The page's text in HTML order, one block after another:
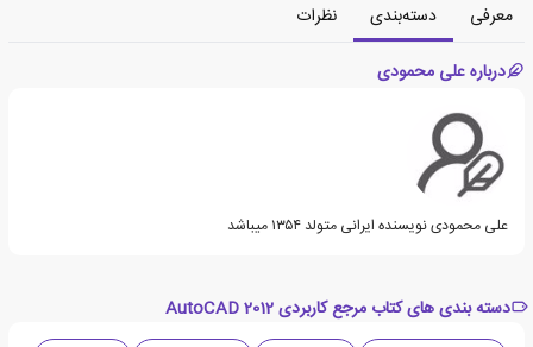
معرفی دسته‌بندی
نظرات
درباره علی محمودی
علی محمودی نویسنده ایرانی متولد ۱۳۵۴ میباشد
دسته بندی های کتاب مرجع کاربردی AutoCAD 2012